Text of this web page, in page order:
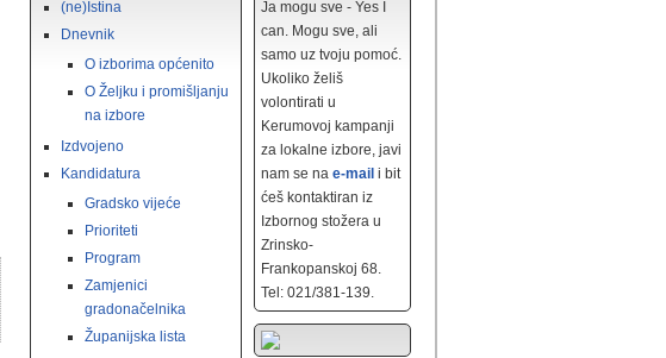
(ne)Istina
Dnevnik
O izborima općenito
O Željku i promišljanju
na izbore
Izdvojeno
Kandidatura
Gradsko vijeće
Prioriteti
Program
Zamjenici
gradonačelnika
Županijska lista
Ja mogu sve - Yes I
can. Mogu sve, ali
samo uz tvoju pomoć.
Ukoliko želiš
volontirati u
Kerumovoj kampanji
za lokalne izbore, javi
nam se na e-mail i bit
ćeš kontaktiran iz
Izbornog stožera u
Zrinsko-
Frankopanskoj 68.
Tel: 021/381-139.